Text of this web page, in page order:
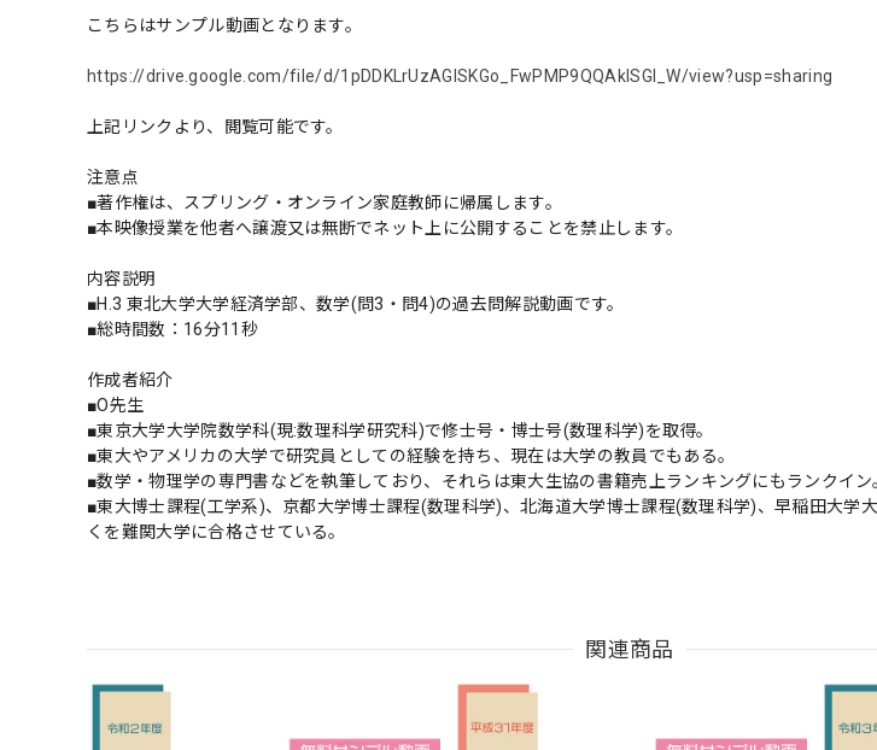
こちらはサンプル動画となります。
https://drive.google.com/file/d/1pDDKLrUzAGISKGo_FwPMP9QQAklSGI_W/view?usp=sharing
上記リンクより、閲覧可能です。
注意点
■著作権は、スプリング・オンライン家庭教師に帰属します。
■本映像授業を他者へ譲渡又は無断でネット上に公開することを禁止します。
内容説明
■H.3 東北大学大学経済学部、数学(問3・問4)の過去問解説動画です。
■総時間数：16分11秒
作成者紹介
■O先生
■東京大学大学院数学科(現:数理科学研究科)で修士号・博士号(数理科学)を取得。
■東大やアメリカの大学で研究員としての経験を持ち、現在は大学の教員でもある。
■数学・物理学の専門書などを執筆しており、それらは東大生協の書籍売上ランキングにもランクイン
■東大博士課程(工学系)、京都大学博士課程(数理科学)、北海道大学博士課程(数理科学)、早稲田大学
くを難関大学に合格させている。
関連商品